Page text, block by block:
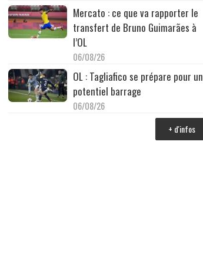
Mercato : ce que va rapporter le
transfert de Bruno Guimarães à
l’OL
06/08/26
OL : Tagliafico se prépare pour un
potentiel barrage
06/08/26
+ d'infos